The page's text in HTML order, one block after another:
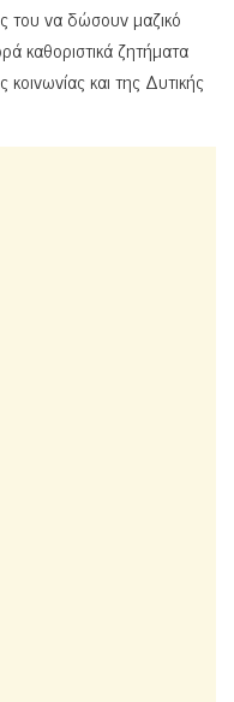
του να δώσουν μαζικό
καθοριστικά ζητήματα
και της Δυτικής